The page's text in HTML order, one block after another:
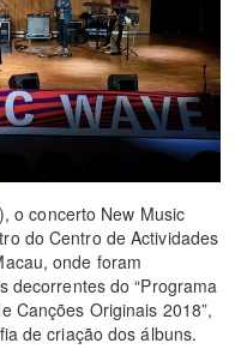
o concerto New Music
do Centro de Actividades
onde foram
decorrentes do “Programa
Canções Originais 2018”,
de criação dos álbuns.